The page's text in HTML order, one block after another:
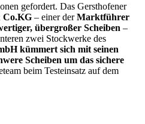
gefordert. Das Gersthofener
Co.KG – einer derMarktführer
übergroßer Scheiben –
zwei Stockwerke des
kümmert sich mit seinen
Scheiben um das sichere
beim Testeinsatz auf dem